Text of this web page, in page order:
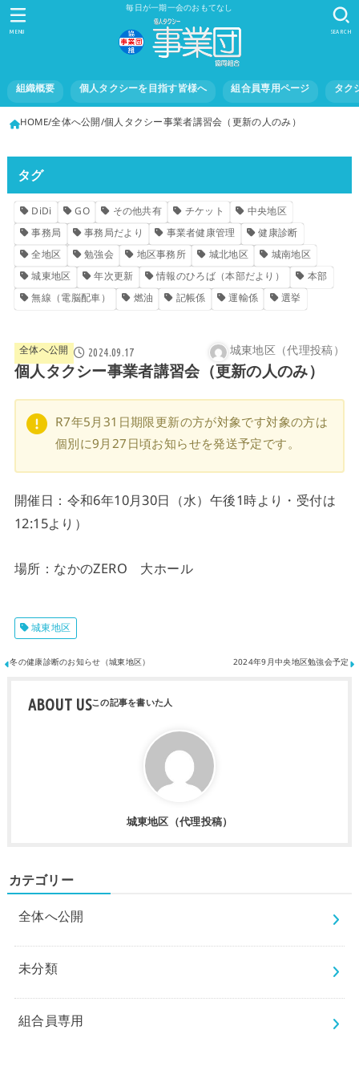
毎日が一期一会のおもてなし
組織概要 個人タクシーを目指す皆様へ 組合員専用ページ タク
SEARCH
MENU
HOME全体へ公開 個人タクシー事業者講習会（更新の人のみ）
タグ
DiDi GO その他共有 チケット
中央地区
事務局
事務局だより 事業者健康管理
健康診断
全地区
勉強会 地区事務所 城北地区
城南地区
城東地区
年次更新 情報のひろば（本部だより）
本部
無線（電脳配車）
燃油 記帳係 運輸係 選挙
全体へ公開 2024.09.17 城東地区（代理投稿）
個人タクシー事業者講習会（更新の人のみ）
R7年5月31日期限更新の方が対象です対象の方は
個別に9月27日頃お知らせを発送予定です。
開催日：令和6年10月30日（水）午後1時より・受付は
12:15より）
場所：なかのZERO 大ホール
城東地区
冬の健康診断のお知らせ（城東地区） 2024年9月中央地区勉強会予定
ABOUT US
城東地区（代理投稿）
カテゴリー
全体へ公開
未分類
組合員専用